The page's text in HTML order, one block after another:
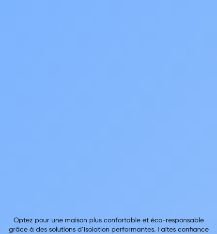
Optez pour une maison plus confortable et éco-responsable
grâce à des solutions d’isolation performantes. Faites confiance